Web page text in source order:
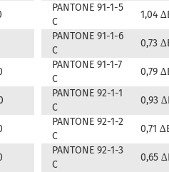
PANTONE 91-1-5
C
1,04
PANTONE 91-1-6
C
0,73
PANTONE 91-1-7
C
0,79
PANTONE 92-1-1
C
0,93
PANTONE 92-1-2
C
0,71
PANTONE 92-1-3
C
0,65